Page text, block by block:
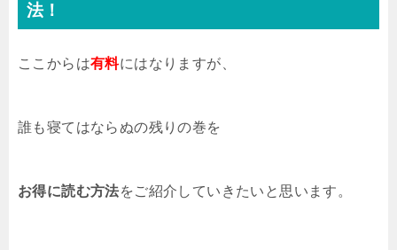
法！
ここからは有料にはなりますが、
誰も寝てはならぬの残りの巻を
お得に読む方法をご紹介していきたいと思います。